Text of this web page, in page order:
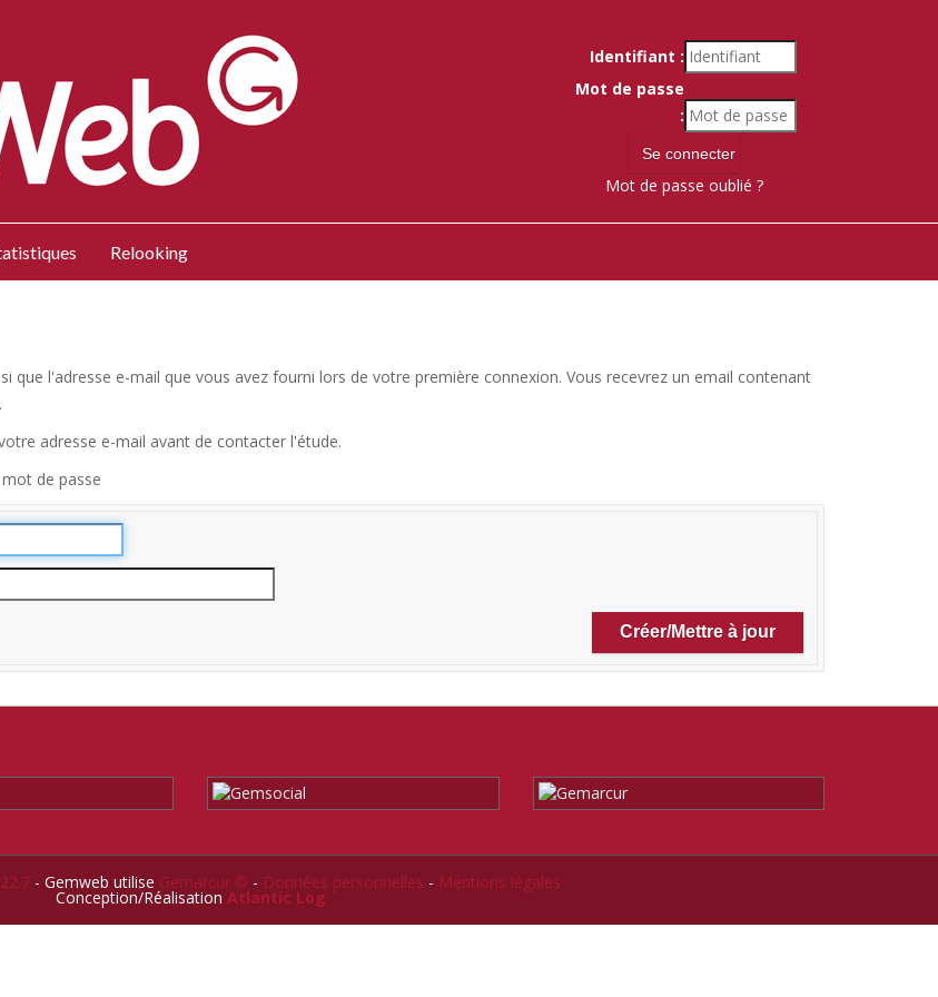
Identifiant :
Mot de passe
:
Mot de passe oublié ?
Relooking
que l'adresse e-mail que vous avez fourni lors de votre première connexion. Vous recevrez un email contenant
adresse e-mail avant de contacter l'étude.
de passe
- Gemweb utilise Gemarcur © - Données personnelles - Mentions légales
Conception/Réalisation Atlantic Log